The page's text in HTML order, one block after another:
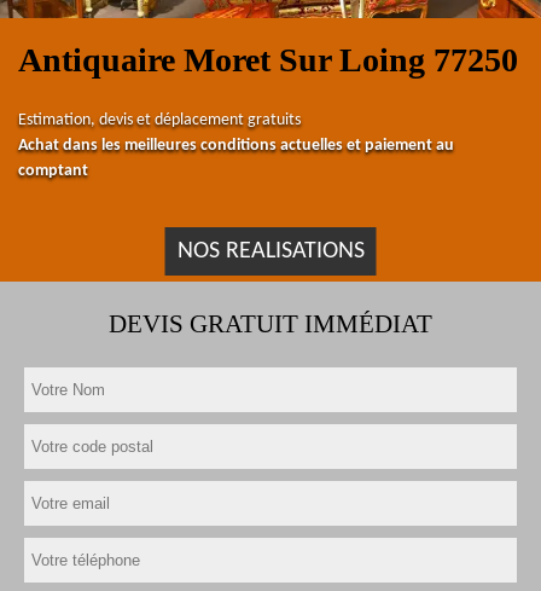
Antiquaire Moret Sur Loing 77250
Estimation, devis et déplacement gratuits
Achat dans les meilleures conditions actuelles et paiement au
comptant
NOS REALISATIONS
DEVIS GRATUIT IMMÉDIAT